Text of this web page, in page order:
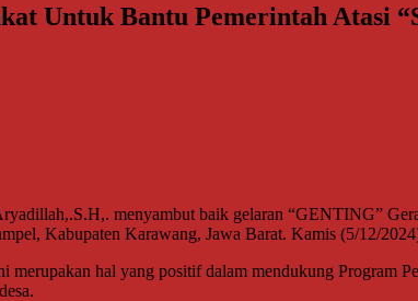
Untuk Bantu Pemerintah Atasi
menyambut baik gelaran “GENTING”
Kabupaten Karawang, Jawa Barat. Kamis (5/12/
hal yang positif dalam mendukung Program